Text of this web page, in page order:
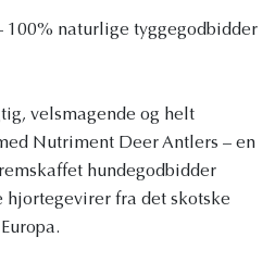
100% naturlige tyggegodbidder
velsmagende og helt
Nutriment Deer Antlers – en
hundegodbidder
fra det skotske